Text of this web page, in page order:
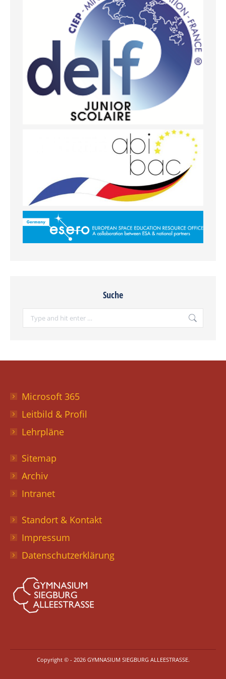
Suche
Microsoft 365
Leitbild & Profil
Lehrpläne
Sitemap
Archiv
Intranet
Standort & Kontakt
Impressum
Datenschutzerklärung
Copyright © - 2026 GYMNASIUM SIEGBURG ALLEESTRASSE.